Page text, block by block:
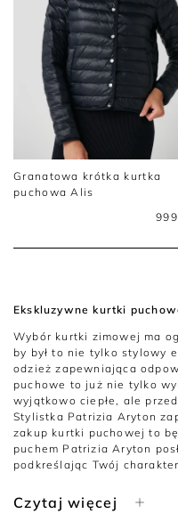
Granatowa krótka kurtka
puchowa Alis
999
Ekskluzywne kurtki
Wybór kurtki zimowej ma
by był to nie tylko stylowy
odzież zapewniająca
puchowe to już nie tylko
wyjątkowo ciepłe, ale
Stylistka Patrizia Aryton
zakup kurtki puchowej to
puchem Patrizia Aryton
podkreślając Twój
Eleganckie kurtki puchowe
Czytaj więcej